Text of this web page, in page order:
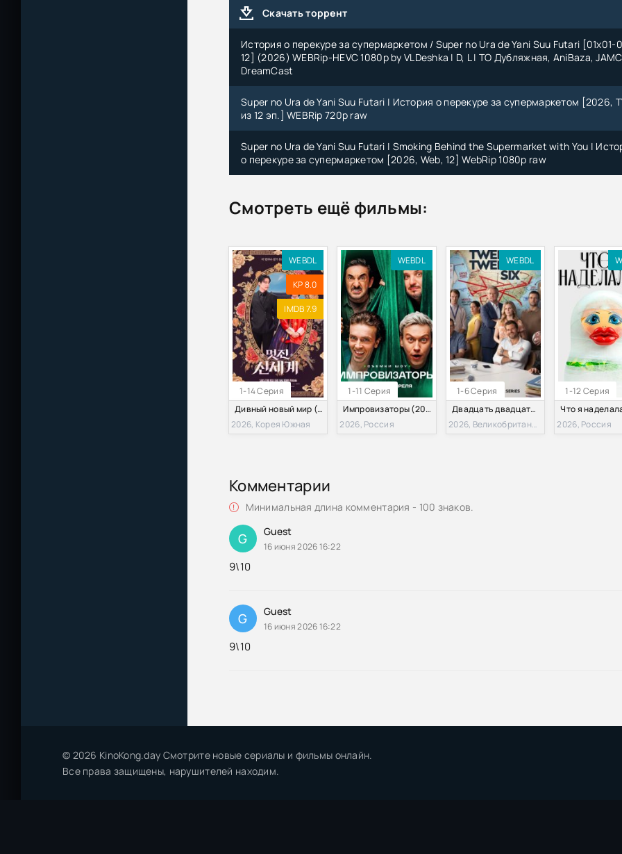
Скачать торрент
История о перекуре за супермаркетом / Super no Ura de Yani Suu Futari [01x01-
12] (2026) WEBRip-HEVC 1080p by VLDeshka | D, L | ТО Дубляжная, AniBaza,
DreamCast
Super no Ura de Yani Suu Futari | История о перекуре за супермаркетом [2026,
из 12 эп.] WEBRip 720p raw
Super no Ura de Yani Suu Futari | Smoking Behind the Supermarket with You |
о перекуре за супермаркетом [2026, Web, 12] WebRip 1080p raw
Смотреть ещё фильмы:
1-14 Серия
WEBDL
KP 8.0
IMDB 7.9
Дивный новый мир (2026)
2026, Корея Южная
1-11 Серия
WEBDL
Импровизаторы (2026)
2026, Россия
1-6 Серия
WEBDL
Двадцать двадцать шесть (2026)
2026, Великобритания
1-12 Серия
2026, Россия
Комментарии
Минимальная длина комментария - 100 знаков.
G Guest
16 июня 2026 16:22
9\10
G Guest
16 июня 2026 16:22
9\10
© 2026 KinoKong.day Смотрите новые сериалы и фильмы онлайн.
Все права защищены, нарушителей находим.